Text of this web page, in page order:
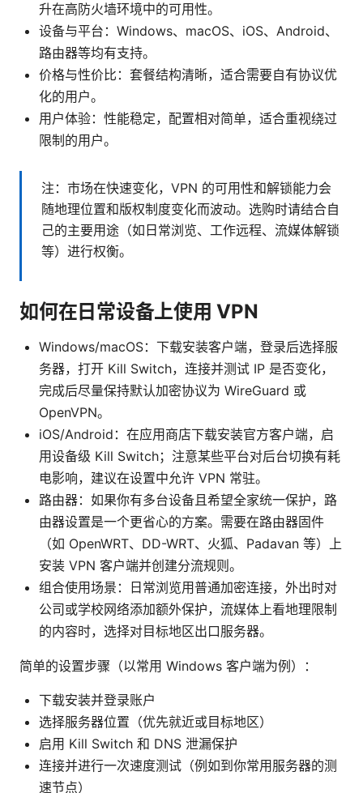
升在高防火墙环境中的可用性。
设备与平台：Windows、macOS、iOS、Android、
路由器等均有支持。
价格与性价比：套餐结构清晰，适合需要自有协议优
化的用户。
用户体验：性能稳定，配置相对简单，适合重视绕过
限制的用户。
注：市场在快速变化，VPN 的可用性和解锁能力会
随地理位置和版权制度变化而波动。选购时请结合自
己的主要用途（如日常浏览、工作远程、流媒体解锁
等）进行权衡。
如何在日常设备上使用 VPN
Windows/macOS：下载安装客户端，登录后选择服
务器，打开 Kill Switch，连接并测试 IP 是否变化，
完成后尽量保持默认加密协议为 WireGuard 或
OpenVPN。
iOS/Android：在应用商店下载安装官方客户端，启
用设备级 Kill Switch；注意某些平台对后台切换有耗
电影响，建议在设置中允许 VPN 常驻。
路由器：如果你有多台设备且希望全家统一保护，路
由器设置是一个更省心的方案。需要在路由器固件
（如 OpenWRT、DD-WRT、火狐、Padavan 等）上
安装 VPN 客户端并创建分流规则。
组合使用场景：日常浏览用普通加密连接，外出时对
公司或学校网络添加额外保护，流媒体上看地理限制
的内容时，选择对目标地区出口服务器。
简单的设置步骤（以常用 Windows 客户端为例）：
下载安装并登录账户
选择服务器位置（优先就近或目标地区）
启用 Kill Switch 和 DNS 泄漏保护
连接并进行一次速度测试（例如到你常用服务器的测
速节点）